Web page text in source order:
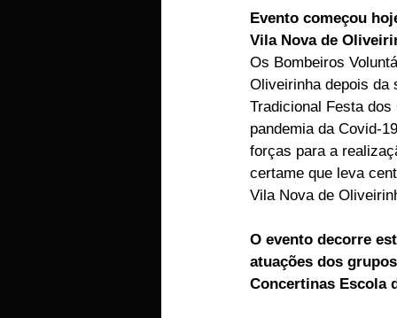
EMPRESAS ARTIGOS LUSA
Evento começou
Vila Nova de
Os Bombeiros
Oliveirinha depois da
Tradicional Festa
pandemia da Covid-
forças para a
certame que leva
Vila Nova de
O evento decorre
atuações dos
Concertinas Escola